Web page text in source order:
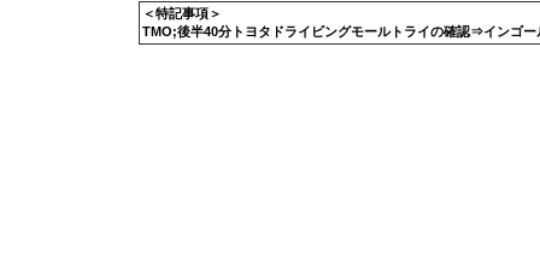
＜特記事項＞
TMO;後半40分トヨタドライビングモールトライの確認⇒インゴ